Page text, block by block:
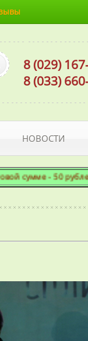
8 (029)
8 (033)
НОВОСТИ
сумме - 50